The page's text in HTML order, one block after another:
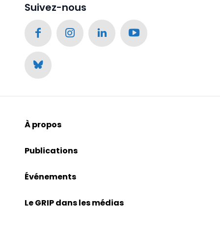
Suivez-nous
À propos
Publications
Événements
Le GRIP dans les médias